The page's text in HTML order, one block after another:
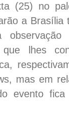
(25) no
a Brasília
que lhes
mas em
evento